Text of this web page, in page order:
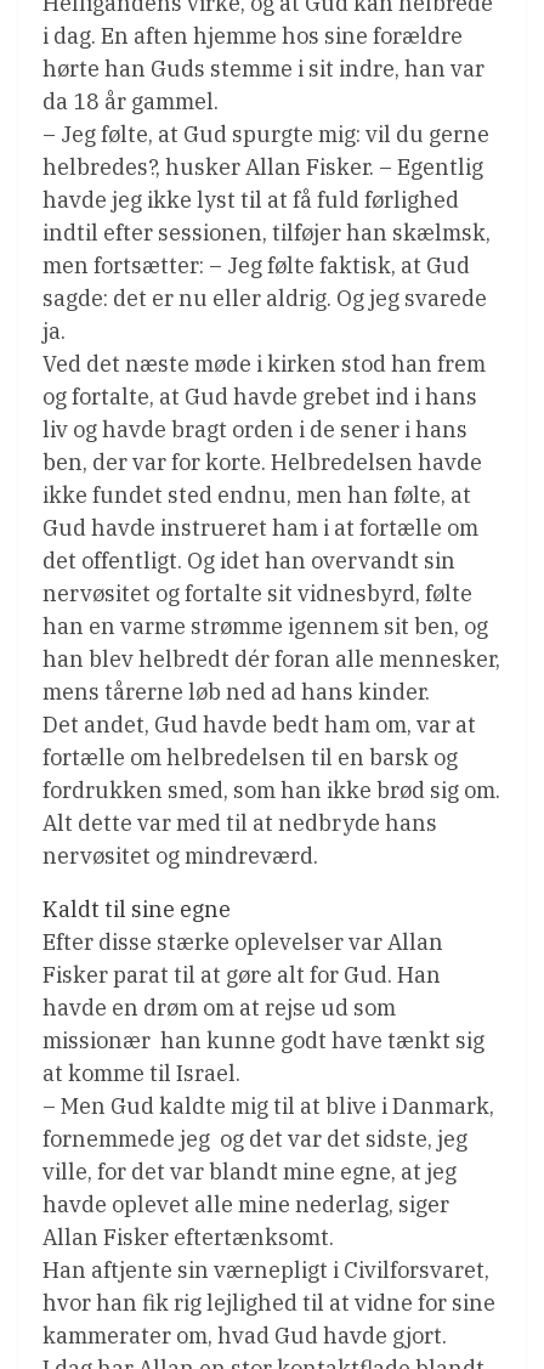
i dag. En aften hjemme hos sine forældre
hørte han Guds stemme i sit indre, han var
da 18 år gammel.
– Jeg følte, at Gud spurgte mig: vil du gerne
helbredes?, husker Allan Fisker. – Egentlig
havde jeg ikke lyst til at få fuld førlighed
indtil efter sessionen, tilføjer han skælmsk,
men fortsætter: – Jeg følte faktisk, at Gud
sagde: det er nu eller aldrig. Og jeg svarede
ja.
Ved det næste møde i kirken stod han frem
og fortalte, at Gud havde grebet ind i hans
liv og havde bragt orden i de sener i hans
ben, der var for korte. Helbredelsen havde
ikke fundet sted endnu, men han følte, at
Gud havde instrueret ham i at fortælle om
det offentligt. Og idet han overvandt sin
nervøsitet og fortalte sit vidnesbyrd, følte
han en varme strømme igennem sit ben, og
han blev helbredt dér foran alle mennesker,
mens tårerne løb ned ad hans kinder.
Det andet, Gud havde bedt ham om, var at
fortælle om helbredelsen til en barsk og
fordrukken smed, som han ikke brød sig om.
Alt dette var med til at nedbryde hans
nervøsitet og mindreværd.
Kaldt til sine egne
Efter disse stærke oplevelser var Allan
Fisker parat til at gøre alt for Gud. Han
havde en drøm om at rejse ud som
missionær  han kunne godt have tænkt sig
at komme til Israel.
– Men Gud kaldte mig til at blive i Danmark,
fornemmede jeg  og det var det sidste, jeg
ville, for det var blandt mine egne, at jeg
havde oplevet alle mine nederlag, siger
Allan Fisker eftertænksomt.
Han aftjente sin værnepligt i Civilforsvaret,
hvor han fik rig lejlighed til at vidne for sine
kammerater om, hvad Gud havde gjort.